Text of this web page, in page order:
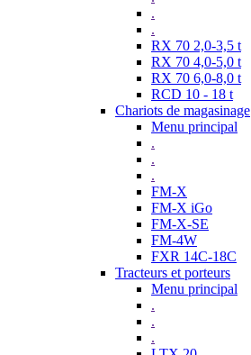
.
.
RX 70 2,0-3,5 t
RX 70 4,0-5,0 t
RX 70 6,0-8,0 t
RCD 10 - 18 t
Chariots de magasinage
Menu principal
.
.
.
FM-X
FM-X iGo
FM-X-SE
FM-4W
FXR 14C-18C
Tracteurs et porteurs
Menu principal
.
.
.